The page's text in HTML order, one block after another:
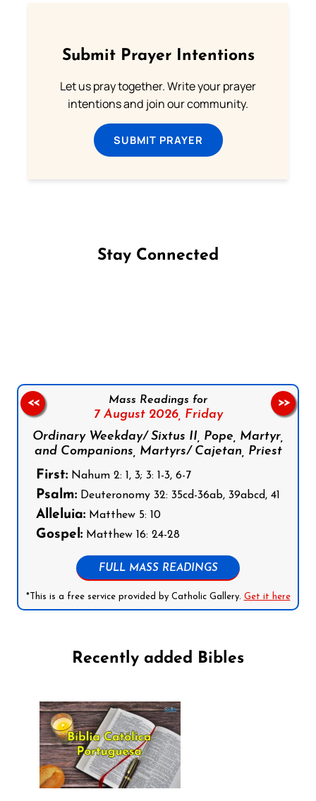
Submit Prayer Intentions
Let us pray together. Write your prayer
intentions and join our community.
SUBMIT PRAYER
Stay Connected
Mass Readings for
7 August 2026, Friday
Ordinary Weekday/ Sixtus II, Pope, Martyr,
and Companions, Martyrs/ Cajetan, Priest
First: Nahum 2: 1, 3; 3: 1-3, 6-7
Psalm: Deuteronomy 32: 35cd-36ab, 39abcd, 41
Alleluia: Matthew 5: 10
Gospel: Matthew 16: 24-28
FULL MASS READINGS
*This is a free service provided by Catholic Gallery. Get it here
<< >>
Recently added Bibles